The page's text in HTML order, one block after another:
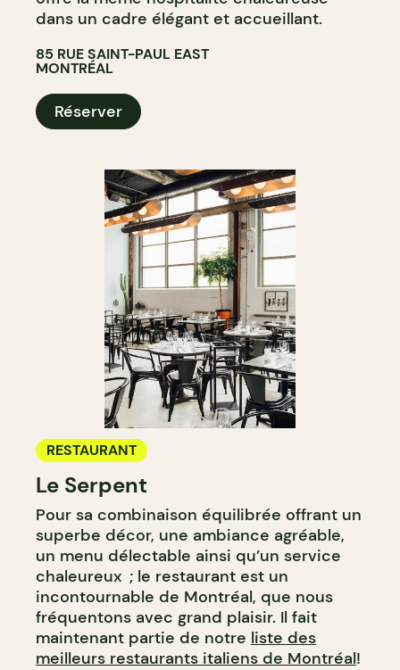
dans un cadre élégant et accueillant.
85 RUE SAINT-PAUL EAST
MONTRÉAL
Réserver
RESTAURANT
Le Serpent
Pour sa combinaison équilibrée offrant un
superbe décor, une ambiance agréable,
un menu délectable ainsi qu’un service
chaleureux ; le restaurant est un
incontournable de Montréal, que nous
fréquentons avec grand plaisir. Il fait
maintenant partie de notre liste des
meilleurs restaurants italiens de Montréal!